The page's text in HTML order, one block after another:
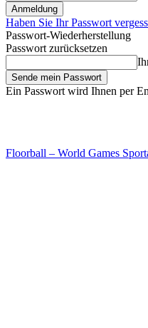
Haben Sie Ihr Passwort
Passwort-Wiederherstellung
Passwort zurücksetzen
Ein Passwort wird Ihnen per
Floorball – World Games